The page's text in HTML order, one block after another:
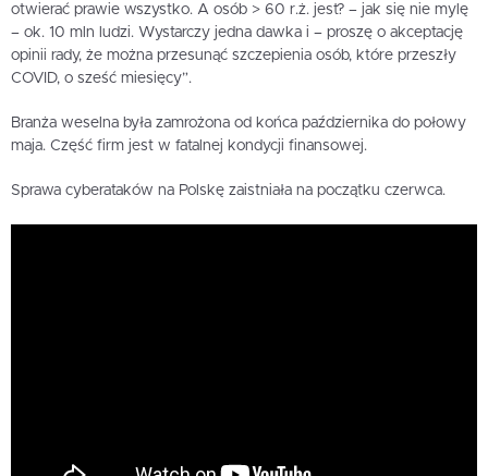
otwierać prawie wszystko. A osób > 60 r.ż. jest? – jak się nie mylę
– ok. 10 mln ludzi. Wystarczy jedna dawka i – proszę o akceptację
opinii rady, że można przesunąć szczepienia osób, które przeszły
COVID, o sześć miesięcy”.
Branża weselna była zamrożona od końca października do połowy
maja. Część firm jest w fatalnej kondycji finansowej.
Sprawa cyberataków na Polskę zaistniała na początku czerwca.